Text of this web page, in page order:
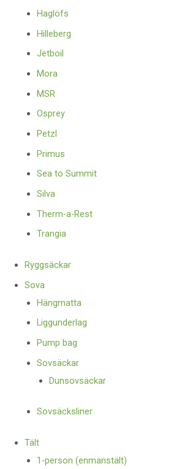
Haglöfs
Hilleberg
Jetboil
Mora
MSR
Osprey
Petzl
Primus
Sea to Summit
Silva
Therm-a-Rest
Trangia
Ryggsäckar
Sova
Hängmatta
Liggunderlag
Pump bag
Sovsäckar
Dunsovsäckar
Sovsäcksliner
Tält
1-person (enmanstält)